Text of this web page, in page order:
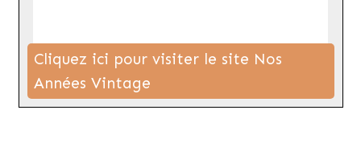
Cliquez ici pour visiter le site Nos
Années Vintage